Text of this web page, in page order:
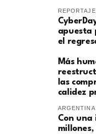
apuesta
el
Más
las
calidez
ARGENTINA
Con una
millones,